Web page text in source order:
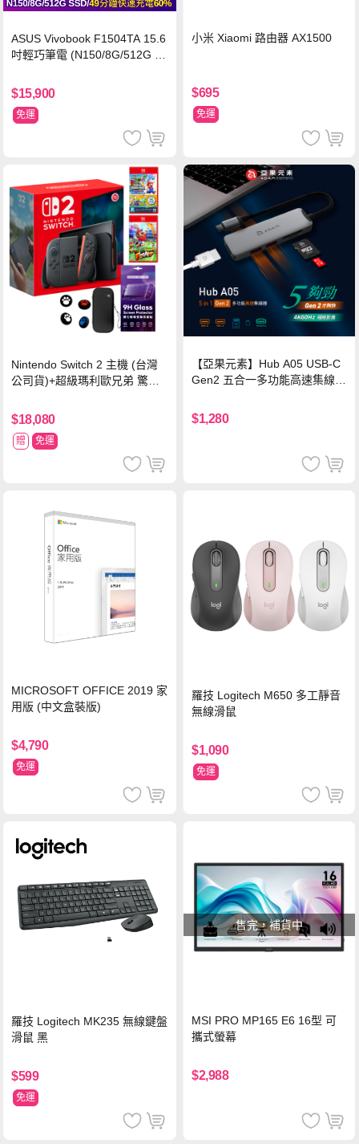
ASUS Vivobook F1504TA 15.6
吋輕巧筆電 (N150/8G/512G S
$15,900
免運
小米 Xiaomi 路由器 AX1500
$695
免運
Nintendo Switch 2 主機 (台灣
公司貨)+超級瑪利歐兄弟 驚奇
球 狂熱 中文版
$18,080
贈 免運
【亞果元素】Hub A05 USB-C
Gen2 五合一多功能高速集線
$1,280
MICROSOFT OFFICE 2019 家
用版 (中文盒裝版)
$4,790
免運
羅技 Logitech M650 多工靜音
無線滑鼠
$1,090
免運
羅技 Logitech MK235 無線鍵盤
滑鼠 黑
$599
免運
售完，補貨中
MSI PRO MP165 E6 16型 可
攜式螢幕
$2,988